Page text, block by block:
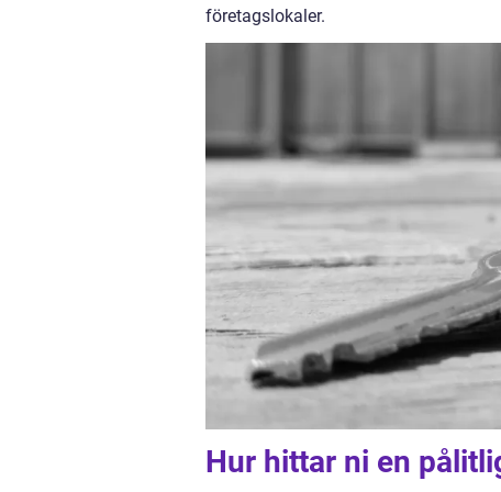
företagslokaler.
Hur hittar ni en